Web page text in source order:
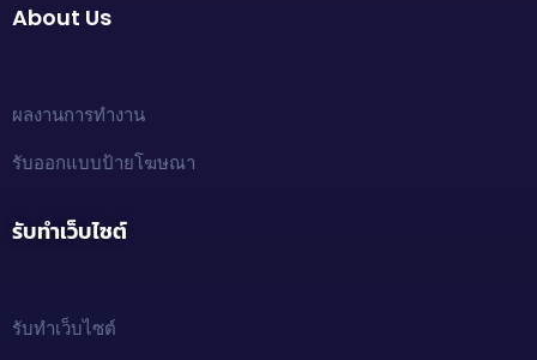
About Us
ผลงานการทำงาน
รับออกแบบป้ายโฆษณา
รับทำเว็บไซต์
รับทำเว็บไซต์